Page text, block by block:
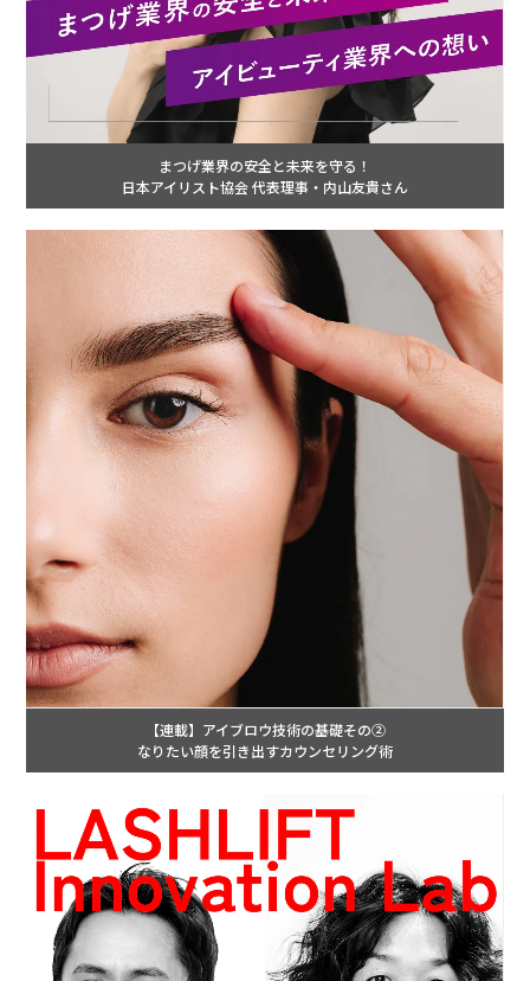
まつげ業界の安全と未来を守る！
日本アイリスト協会 代表理事・内山友貴さん
【連載】アイブロウ技術の基礎その②
なりたい顔を引き出すカウンセリング術